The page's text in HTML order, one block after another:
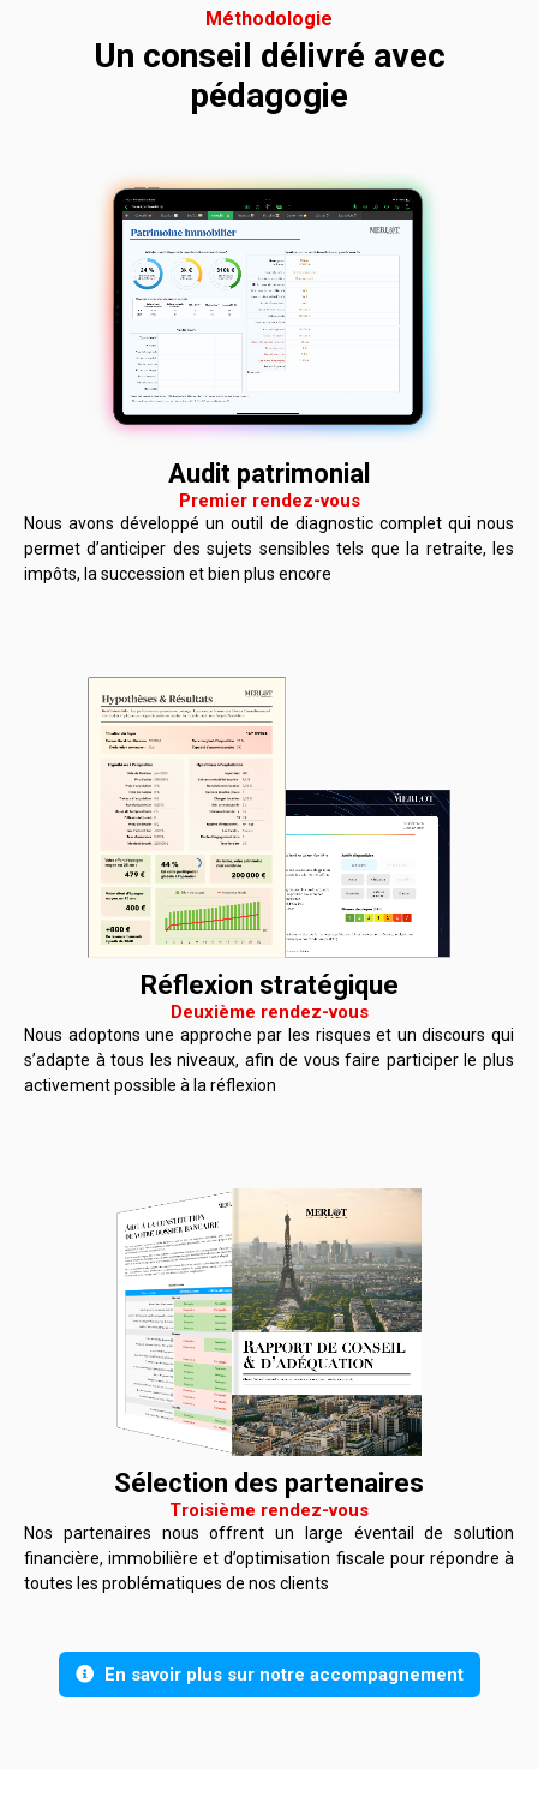
Méthodologie
Un conseil délivré avec
pédagogie
Audit patrimonial
Premier rendez-vous
Nous avons développé un outil de diagnostic complet qui nous
permet d’anticiper des sujets sensibles tels que la retraite, les
impôts, la succession et bien plus encore
Réflexion stratégique
Deuxième rendez-vous
Nous adoptons une approche par les risques et un discours qui
s’adapte à tous les niveaux, afin de vous faire participer le plus
activement possible à la réflexion
Sélection des partenaires
Troisième rendez-vous
Nos partenaires nous offrent un large éventail de solution
financière, immobilière et d’optimisation fiscale pour répondre à
toutes les problématiques de nos clients
En savoir plus sur notre accompagnement